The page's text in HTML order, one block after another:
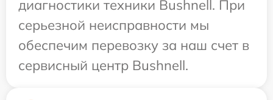
диагностики техники Bushnell. При
серьезной неисправности мы
обеспечим перевозку за наш счет в
сервисный центр Bushnell.